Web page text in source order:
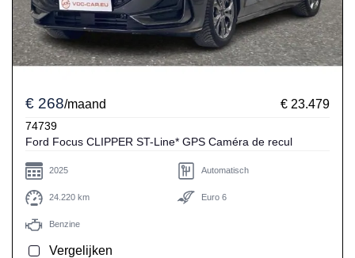
€ 268/maand € 23.479
74739
Ford Focus CLIPPER ST-Line* GPS Caméra de recul
2025 Automatisch
24.220 km Euro 6
Benzine
Vergelijken